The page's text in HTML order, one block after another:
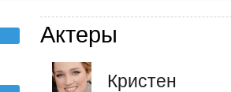
Актеры
Кристен